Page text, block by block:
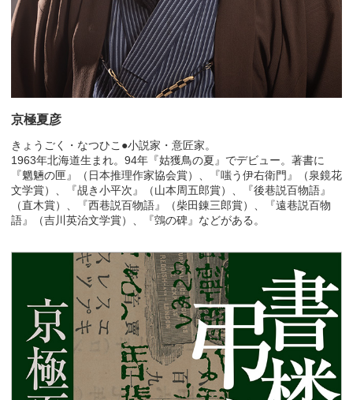
京極夏彦
きょうごく・なつひこ●小説家・意匠家。
1963年北海道生まれ。94年『姑獲鳥の夏』でデビュー。著書に
『魍魎の匣』（日本推理作家協会賞）、『嗤う伊右衛門』（泉鏡花
文学賞）、『覘き小平次』（山本周五郎賞）、『後巷説百物語』
（直木賞）、『西巷説百物語』（柴田錬三郎賞）、『遠巷説百物
語』（吉川英治文学賞）、『鵼の碑』などがある。